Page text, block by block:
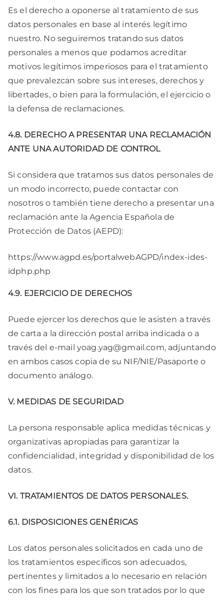
Es el derecho a oponerse al tratamiento de sus
datos personales en base al interés legítimo
nuestro. No seguiremos tratando sus datos
personales a menos que podamos acreditar
motivos legítimos imperiosos para el tratamiento
que prevalezcan sobre sus intereses, derechos y
libertades, o bien para la formulación, el ejercicio o
la defensa de reclamaciones.
4.8. DERECHO A PRESENTAR UNA RECLAMACIÓN
ANTE UNA AUTORIDAD DE CONTROL
Si considera que tratamos sus datos personales de
un modo incorrecto, puede contactar con
nosotros o también tiene derecho a presentar una
reclamación ante la Agencia Española de
Protección de Datos (AEPD):
https://www.agpd.es/portalwebAGPD/index-ides-
idphp.php
4.9. EJERCICIO DE DERECHOS
Puede ejercer los derechos que le asisten a través
de carta a la dirección postal arriba indicada o a
través del e-mail yoag.yag@gmail.com, adjuntando
en ambos casos copia de su NIF/NIE/Pasaporte o
documento análogo.
V. MEDIDAS DE SEGURIDAD
La persona responsable aplica medidas técnicas y
organizativas apropiadas para garantizar la
confidencialidad, integridad y disponibilidad de los
datos.
VI. TRATAMIENTOS DE DATOS PERSONALES.
6.1. DISPOSICIONES GENÉRICAS
Los datos personales solicitados en cada uno de
los tratamientos específicos son adecuados,
pertinentes y limitados a lo necesario en relación
con los fines para los que son tratados por lo que